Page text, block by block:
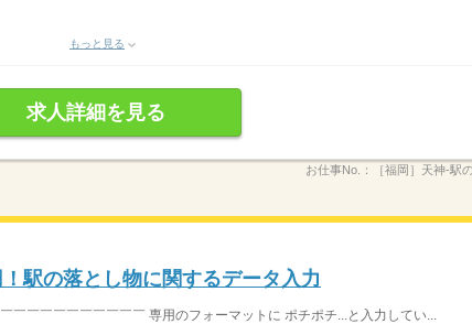
もっと見る
求人詳細を見る
お仕事No.： ［福岡］天神-駅
駅の落とし物に関するデータ入力
￣￣￣￣￣￣￣￣￣ 専用のフォーマットに ポチポチ...と入力してい...